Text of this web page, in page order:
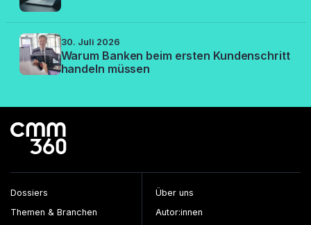
30. Juli 2026
Warum Banken beim ersten Kundenschritt
handeln müssen
Dossiers
Themen & Branchen
Über uns
Autor:innen